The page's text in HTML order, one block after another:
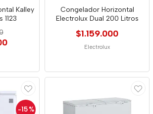
Kalley
Congelador Horizontal
Electrolux Dual 200 Litros
$1.159.000
Electrolux
-15 %